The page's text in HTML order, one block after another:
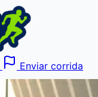
Enviar corrida